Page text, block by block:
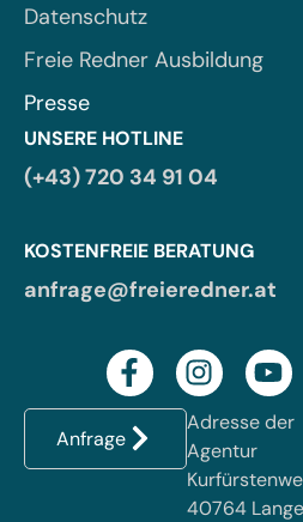
Datenschutz
Freie Redner Ausbildung
Presse
UNSERE HOTLINE
(+43) 720 34 91 04
KOSTENFREIE BERATUNG
anfrage@freieredner.at
Anfrage
Adresse der
Agentur
40764